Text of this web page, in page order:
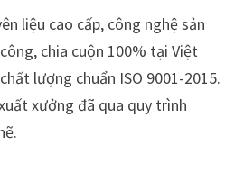
liệu cao cấp, công nghệ sản
chia cuộn 100% tại Việt
lượng chuẩn ISO 9001-2015.
xưởng đã qua quy trình